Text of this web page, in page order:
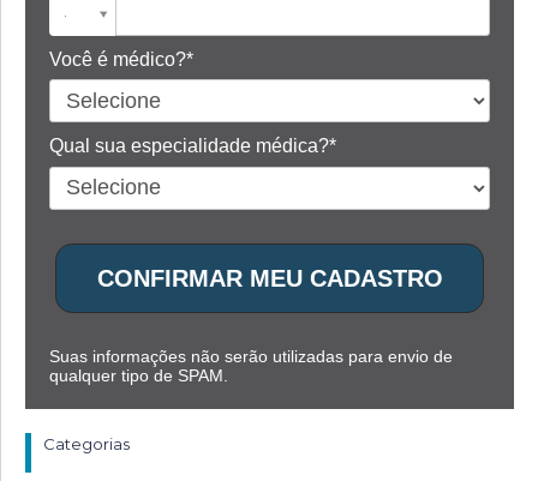
Você é médico?*
Qual sua especialidade médica?*
CONFIRMAR MEU CADASTRO
Suas informações não serão utilizadas para envio de
qualquer tipo de SPAM.
Categorias